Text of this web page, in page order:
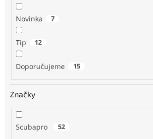
Novinka 7
Tip 12
Doporučujeme 15
Značky
Scubapro 52